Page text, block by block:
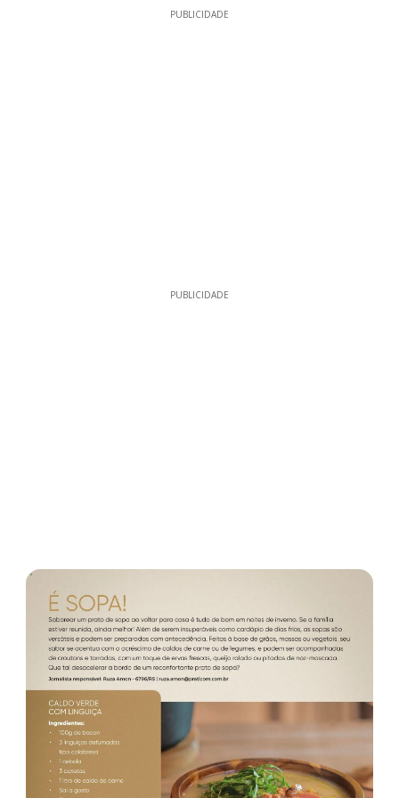
PUBLICIDADE
PUBLICIDADE